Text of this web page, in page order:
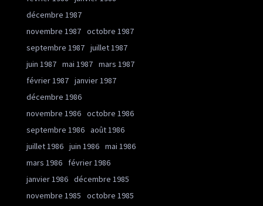
décembre 1987
novembre 1987 octobre 1987
septembre 1987 juillet 1987
juin 1987 mai 1987 mars 1987
février 1987 janvier 1987
décembre 1986
novembre 1986 octobre 1986
septembre 1986 août 1986
juillet 1986 juin 1986 mai 1986
mars 1986
février 1986
janvier 1986 décembre 1985
novembre 1985
octobre 1985